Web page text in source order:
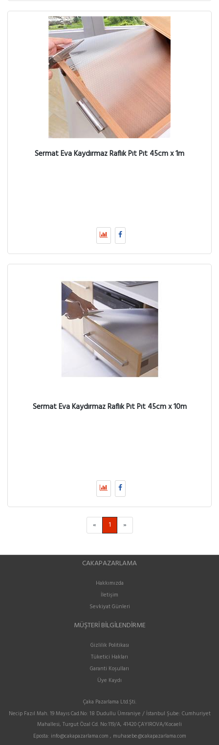
Sermat Eva Kaydırmaz Raflık Pıt Pıt 45cm x 1m
Sermat Eva Kaydırmaz Raflık Pıt Pıt 45cm x 10m
« 1 »
CAKAPAZARLAMA
Hakkımızda
İletişim
Sevkiyat Günleri
MÜŞTERI BILGILENDIRME
Gizlilik Politikası
Tüketici Hakları
Garanti Koşulları
Üye Kaydı
Çaka Pazarlama Ltd.Şti.
Necip Fazıl Mah. 19 Mayıs Cad.No: 18 Dudullu Ümraniye / İstanbul Şube: Cumhuriyet
Mahallesi, Turgut Özal Cd. No:119/A, 41420 ÇAYIROVA/Kocaeli
Eposta: info@cakapazarlama.com , muhasebe@cakapazarlama.com